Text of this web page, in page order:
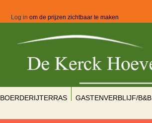
Log in om de prijzen zichtbaar te maken
BOERDERIJTERRAS GASTENVERBLIJF/B&B